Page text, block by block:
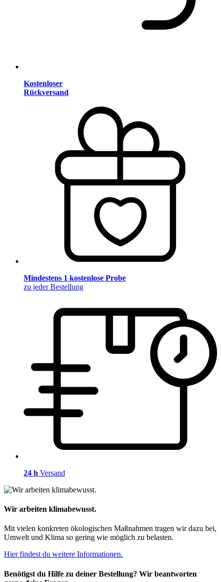
Kostenloser
Rückversand
Mindestens 1 kostenlose Probe
zu jeder Bestellung
24 h Versand
Wir arbeiten klimabewusst.
Mit vielen konkreten ökologischen Maßnahmen tragen wir dazu bei,
Umwelt und Klima so gering wie möglich zu belasten.
Hier findest du weitere Informationen.
Benötigst du Hilfe zu deiner Bestellung? Wir beantworten